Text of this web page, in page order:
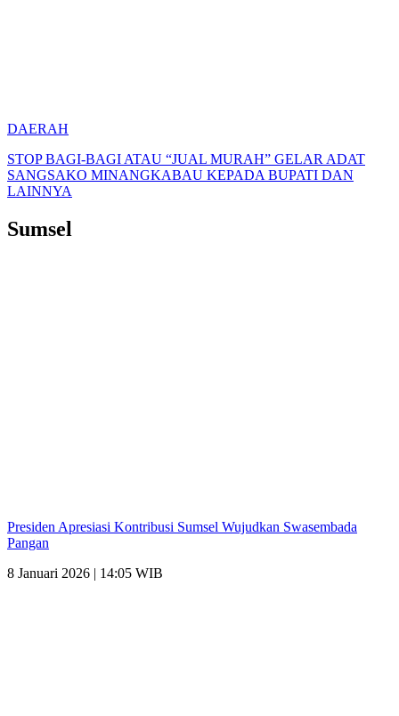
DAERAH
STOP BAGI-BAGI ATAU “JUAL MURAH” GELAR ADAT
SANGSAKO MINANGKABAU KEPADA BUPATI DAN
LAINNYA
Sumsel
Presiden Apresiasi Kontribusi Sumsel Wujudkan Swasembada
Pangan
8 Januari 2026 | 14:05 WIB